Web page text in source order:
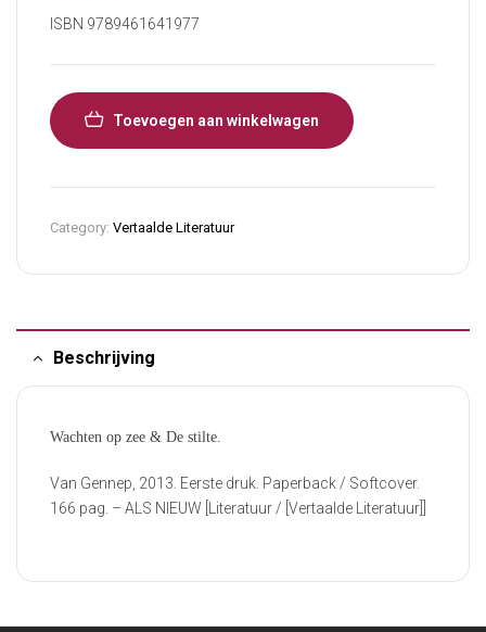
ISBN 9789461641977
Toevoegen aan winkelwagen
Category: Vertaalde Literatuur
Beschrijving
Wachten op zee & De stilte.
Van Gennep, 2013. Eerste druk. Paperback / Softcover.
166 pag. – ALS NIEUW [Literatuur / [Vertaalde Literatuur]]